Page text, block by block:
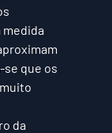
medida
se que os
da